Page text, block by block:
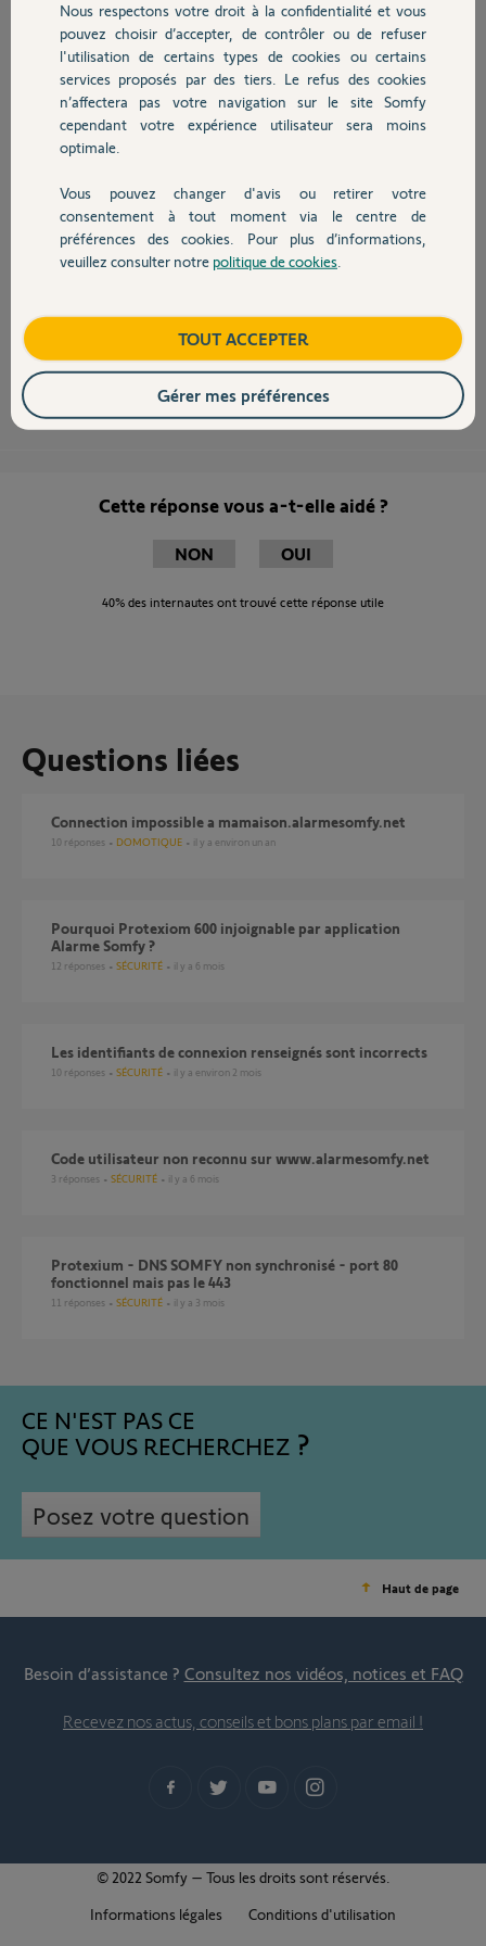
Chauffage
Autres produits
Devis avec un pro
Contact
Bonjour Emmanuel,
Nous vous informons qu'un compte d'accès à distance a déjà été créé sur
Nous vous rappelons que vous pouvez créer qu'un seul compte par
Centrale/Transmetteur. Nous allons vous rappeler les informations
concernant ce compte par message privé.
Nous vous rappelons que vous devez ouvrir les ports 80 et 443 en
Cette réponse vous a-t-elle aidé ?
NON OUI
40% des internautes ont trouvé cette réponse utile
Questions liées
Connection impossible a mamaison.alarmesomfy.net
10 réponses DOMOTIQUE il y a environ un an
Pourquoi Protexiom 600 injoignable par application
Alarme Somfy ?
12 réponses SÉCURITÉ il y a 6 mois
Les identifiants de connexion renseignés sont incorrects
10 réponses SÉCURITÉ il y a environ 2 mois
Code utilisateur non reconnu sur www.alarmesomfy.net
3 réponses SÉCURITÉ il y a 6 mois
Protexium - DNS SOMFY non synchronisé - port 80
fonctionnel mais pas le 443
11 réponses SÉCURITÉ il y a 3 mois
CE N'EST PAS CE
QUE VOUS RECHERCHEZ
Posez votre question
Haut de page
Besoin d’assistance ? Consultez nos vidéos, notices et FAQ
Recevez nos actus, conseils et bons plans par email !
© 2022 Somfy – Tous les droits sont réservés.
Informations légales
Conditions d'utilisation
Nous respectons votre droit à la confidentialité et vous
pouvez choisir d’accepter, de contrôler ou de refuser
l'utilisation de certains types de cookies ou certains
services proposés par des tiers. Le refus des cookies
n’affectera pas votre navigation sur le site Somfy
cependant votre expérience utilisateur sera moins
optimale.
Vous pouvez changer d'avis ou retirer votre
consentement à tout moment via le centre de
préférences des cookies. Pour plus d’informations,
veuillez consulter notre politique de cookies
TOUT ACCEPTER
Gérer mes préférences